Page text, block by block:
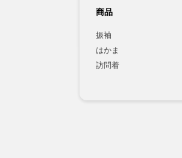
商品
振袖
はかま
訪問着